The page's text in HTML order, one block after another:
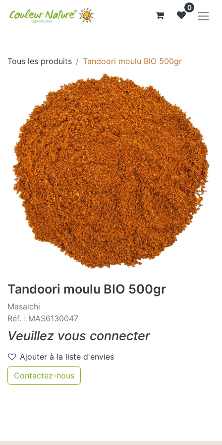
0
Tous les produits Tandoori moulu BIO 500gr
Tandoori moulu BIO 500gr
Masalchi
Réf. : MAS6130047
Veuillez vous connecter
Ajouter à la liste d'envies
Contactez-nous